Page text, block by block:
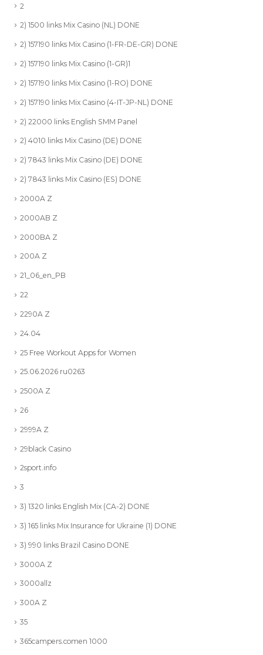
2
2) 1500 links Mix Casino (NL) DONE
2) 157190 links Mix Casino (1-FR-DE-GR) DONE
2) 157190 links Mix Casino (1-GR)1
2) 157190 links Mix Casino (1-RO) DONE
2) 157190 links Mix Casino (4-IT-JP-NL) DONE
2) 22000 links English SMM Panel
2) 4010 links Mix Casino (DE) DONE
2) 7843 links Mix Casino (DE) DONE
2) 7843 links Mix Casino (ES) DONE
2000A Z
2000AB Z
2000BA Z
200A Z
21_06_en_PB
22
2290A Z
24.04
25 Free Workout Apps for Women
25.06.2026 ru0263
2500A Z
26
2999A Z
29black Casino
2sport.info
3
3) 1320 links English Mix (CA-2) DONE
3) 165 links Mix Insurance for Ukraine (1) DONE
3) 990 links Brazil Casino DONE
3000A Z
3000allz
300A Z
35
365campers.comen 1000